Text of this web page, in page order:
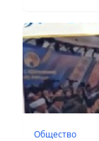
Общество